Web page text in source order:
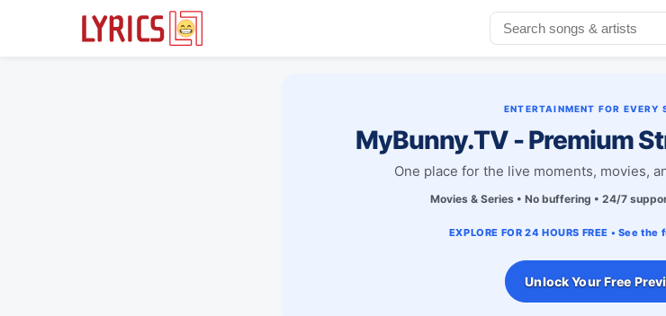
ENTERTAINMENT FOR EVERY
MyBunny.TV - Premium
One place for the live moments, movies,
Movies & Series • No buffering • 24/7
EXPLORE FOR 24 HOURS FREE • See
Unlock Your Free